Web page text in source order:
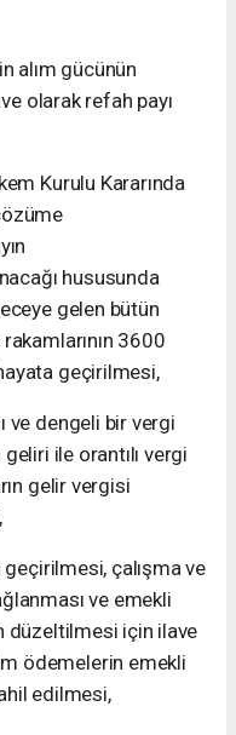
alım gücünün
olarak refah payı
Kurulu Kararında
hususunda
gelen bütün
3600
geçirilmesi,
ve dengeli bir vergi
ile orantılı vergi
gelir vergisi
çalışma ve
ve emekli
düzeltilmesi için ilave
ödemelerin emekli
edilmesi,